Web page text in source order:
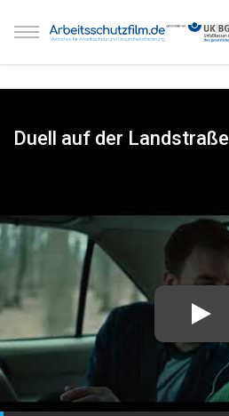
Duell auf der Landstraße